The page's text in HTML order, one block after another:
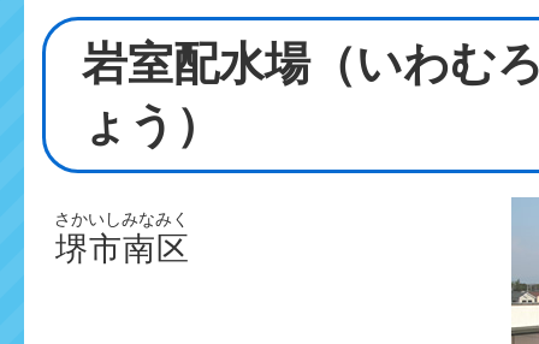
岩室配水場（いわむ
ょう）
堺市南区
さかいしみなみく